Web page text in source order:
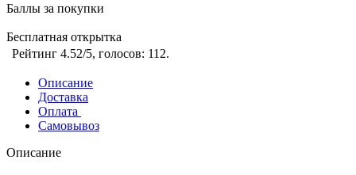
Баллы за покупки
Бесплатная открытка
Рейтинг 4.52/5, голосов: 112.
Описание
Доставка
Оплата
Самовывоз
Описание